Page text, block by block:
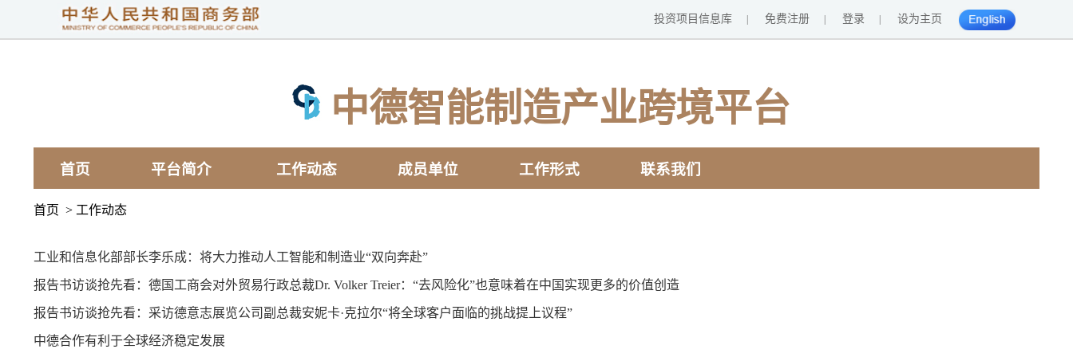
投资项目信息库 免费注册 登录
设为主页
English
中德智能制造产业跨境平台
首页 平台简介 工作动态 成员单位 工作形式 联系我们
首页 > 工作动态
工业和信息化部部长李乐成：将大力推动人工智能和制造业“双向奔赴”
报告书访谈抢先看：德国工商会对外贸易行政总裁Dr. Volker Treier：“去风险化”也意味着在中国实现更多的价值创造
报告书访谈抢先看：采访德意志展览公司副总裁安妮卡·克拉尔“将全球客户面临的挑战提上议程”
中德合作有利于全球经济稳定发展